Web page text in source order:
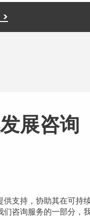
展咨询
供支持，协助其在可持
咨询服务的一部分，